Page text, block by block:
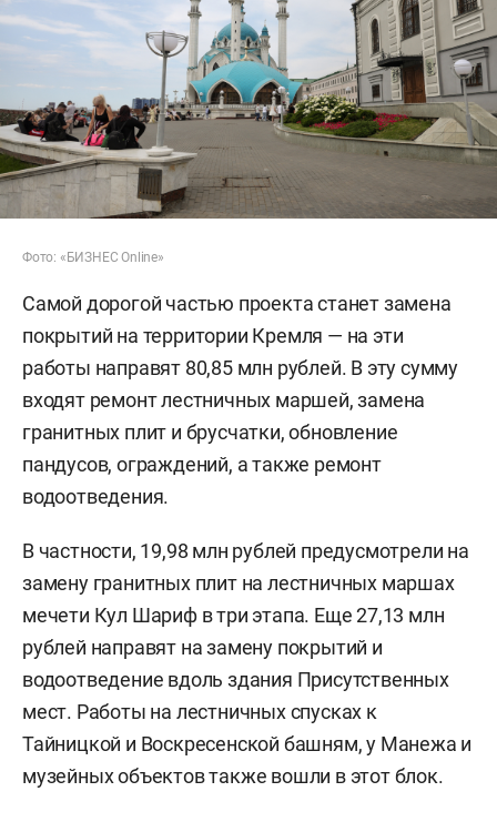
Фото: «БИЗНЕС Online»
Самой дорогой частью проекта станет замена
покрытий на территории Кремля — на эти
работы направят 80,85 млн рублей. В эту сумму
входят ремонт лестничных маршей, замена
гранитных плит и брусчатки, обновление
пандусов, ограждений, а также ремонт
водоотведения.
В частности, 19,98 млн рублей предусмотрели на
замену гранитных плит на лестничных маршах
мечети Кул Шариф в три этапа. Еще 27,13 млн
рублей направят на замену покрытий и
водоотведение вдоль здания Присутственных
мест. Работы на лестничных спусках к
Тайницкой и Воскресенской башням, у Манежа и
музейных объектов также вошли в этот блок.